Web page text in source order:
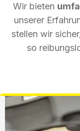
Wir bieten
unserer
stellen wir
so